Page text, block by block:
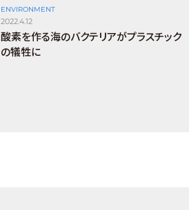
ENVIRONMENT
2022.4.12
酸素を作る海のバクテリアがプラスチック
の犠牲に